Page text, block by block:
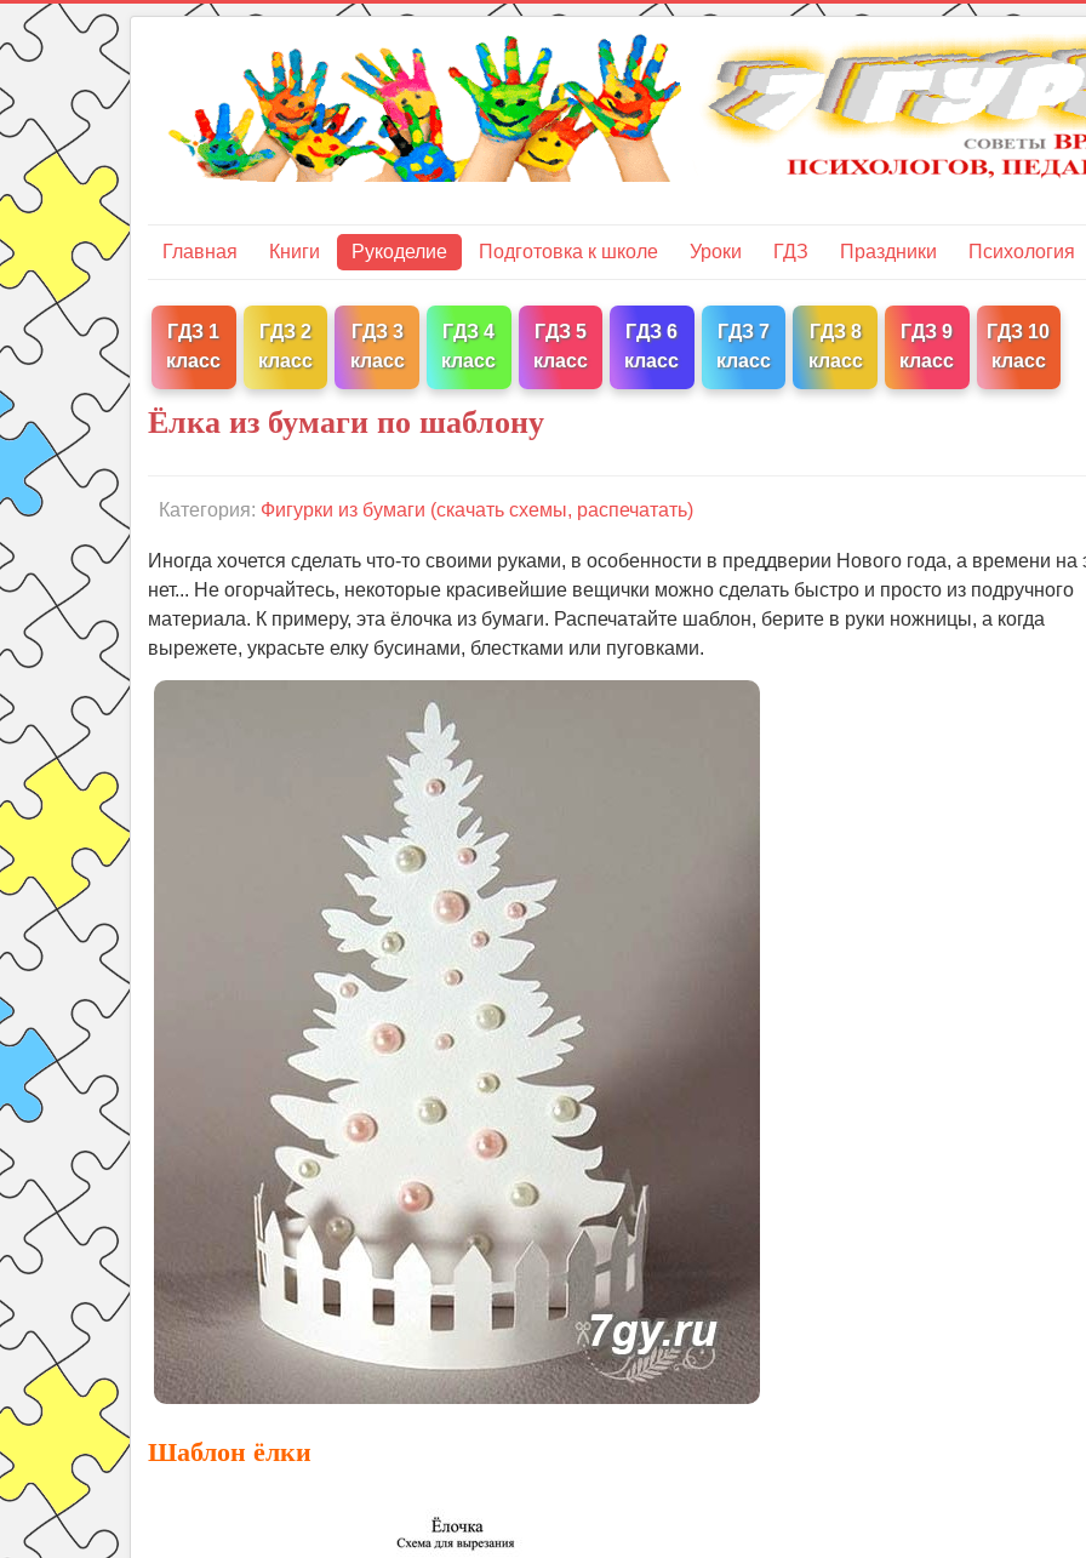
Главная Книги Рукоделие Подготовка к школе Уроки ГДЗ Праздники Психология
ГДЗ 1
класс
ГДЗ 2
класс
ГДЗ 3
класс
ГДЗ 4
класс
ГДЗ 5
класс
ГДЗ 6
класс
ГДЗ 7
класс
ГДЗ 8
класс
ГДЗ 9
класс
ГДЗ 10
класс
Ёлка из бумаги по шаблону
Категория: Фигурки из бумаги (скачать схемы, распечатать)
Иногда хочется сделать что-то своими руками, в особенности в преддверии Нового года, а времени на
нет... Не огорчайтесь, некоторые красивейшие вещички можно сделать быстро и просто из подручного
материала. К примеру, эта ёлочка из бумаги. Распечатайте шаблон, берите в руки ножницы, а когда
вырежете, украсьте елку бусинами, блестками или пуговками.
Шаблон ёлки